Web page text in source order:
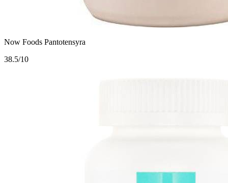
Now Foods Pantotensyra
38.5/10